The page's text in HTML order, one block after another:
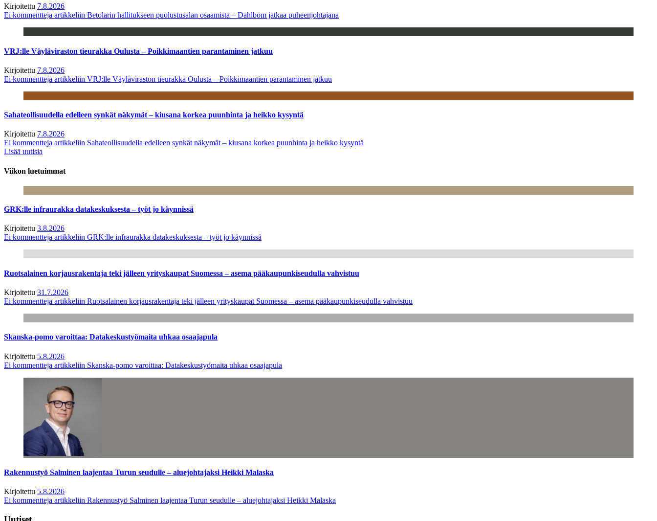
Kirjoitettu 7.8.2026
Ei kommentteja artikkeliin Betolarin hallitukseen puolustusalan osaamista – Dahlbom jatkaa puheenjohtajana
VRJ:lle Väyläviraston tieurakka Oulusta – Poikkimaantien parantaminen jatkuu
Kirjoitettu 7.8.2026
Ei kommentteja artikkeliin VRJ:lle Väyläviraston tieurakka Oulusta – Poikkimaantien parantaminen jatkuu
Sahateollisuudella edelleen synkät näkymät – kiusana korkea puunhinta ja heikko kysyntä
Kirjoitettu 7.8.2026
Ei kommentteja artikkeliin Sahateollisuudella edelleen synkät näkymät – kiusana korkea puunhinta ja heikko kysyntä
Lisää uutisia
Viikon luetuimmat
GRK:lle infraurakka datakeskuksesta – työt jo käynnissä
Kirjoitettu 3.8.2026
Ei kommentteja artikkeliin GRK:lle infraurakka datakeskuksesta – työt jo käynnissä
Ruotsalainen korjausrakentaja teki jälleen yrityskaupat Suomessa – asema pääkaupunkiseudulla vahvistuu
Kirjoitettu 31.7.2026
Ei kommentteja artikkeliin Ruotsalainen korjausrakentaja teki jälleen yrityskaupat Suomessa – asema pääkaupunkiseudulla vahvistuu
Skanska-pomo varoittaa: Datakeskustyömaita uhkaa osaajapula
Kirjoitettu 5.8.2026
Ei kommentteja artikkeliin Skanska-pomo varoittaa: Datakeskustyömaita uhkaa osaajapula
Rakennustyö Salminen laajentaa Turun seudulle – aluejohtajaksi Heikki Malaska
Kirjoitettu 5.8.2026
Ei kommentteja artikkeliin Rakennustyö Salminen laajentaa Turun seudulle – aluejohtajaksi Heikki Malaska